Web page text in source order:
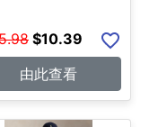
$10.39
由此查看